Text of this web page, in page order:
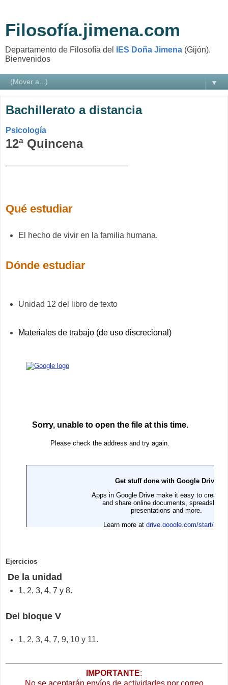
Filosofía.jimena.com
Departamento de Filosofía del IES Doña Jimena (Gijón).
Bienvenidos
▼
Bachillerato a distancia
Psicología
12ª Quincena
Qué estudiar
El hecho de vivir en la familia humana.
Dónde estudiar
Unidad 12 del libro de texto
Materiales de trabajo (de uso discrecional)
Ejercicios
De la unidad
1, 2, 3, 4, 7 y 8.
Del bloque V
1, 2, 3, 4, 7, 9, 10 y 11.
IMPORTANTE:
No se aceptarán envíos de actividades por correo